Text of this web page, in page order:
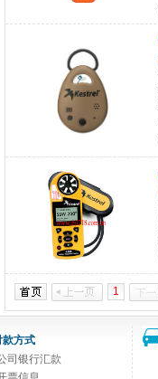
1
款方式
司银行汇款